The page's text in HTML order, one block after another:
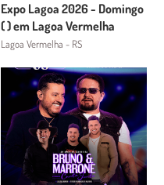
Expo Lagoa 2026 - Domingo
( ) em Lagoa Vermelha
Lagoa Vermelha - RS